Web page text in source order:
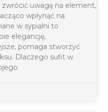
uwagę na element,
wpłynąć na
w sypialni to
elegancję,
pomaga stworzyć
Dlaczego sufit w